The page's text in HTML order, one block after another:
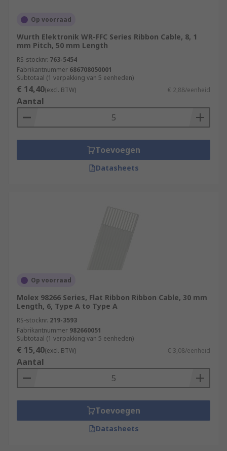
Op voorraad
Wurth Elektronik WR-FFC Series Ribbon Cable, 8, 1
mm Pitch, 50 mm Length
RS-stocknr. 763-5454
Fabrikantnummer 686708050001
Subtotaal (1 verpakking van 5 eenheden)
€ 14,40(excl. BTW) € 2,88/eenheid
Aantal
Toevoegen
Datasheets
Op voorraad
Molex 98266 Series, Flat Ribbon Ribbon Cable, 30 mm
Length, 6, Type A to Type A
RS-stocknr. 219-3593
Fabrikantnummer 982660051
Subtotaal (1 verpakking van 5 eenheden)
€ 15,40(excl. BTW) € 3,08/eenheid
Aantal
Toevoegen
Datasheets